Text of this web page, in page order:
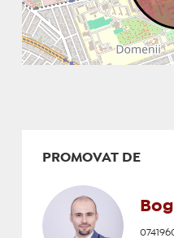
PROMOVAT DE